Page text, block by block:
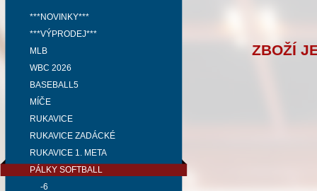
***NOVINKY***
***VÝPRODEJ***
MLB
WBC 2026
BASEBALL5
MÍČE
RUKAVICE
RUKAVICE ZADÁCKÉ
RUKAVICE 1. META
PÁLKY SOFTBALL
-6
ZBOŽÍ